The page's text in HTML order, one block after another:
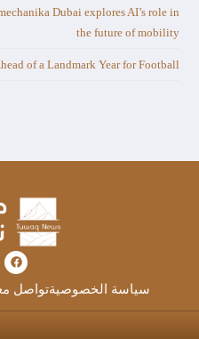
Dubai explores AI’s role in
the future of mobility
of a Landmark Year for Football
سياسة الخصوصيةتواصل